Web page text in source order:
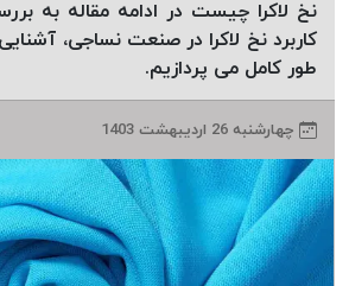
دوخت
کومو
COMO
دوخت
دلتا
DELTA
نخ
دوخت
نخ لاکرا چیست در ادامه مقاله به
کاربرد نخ لاکرا در صنعت نساجی، آشنایی
طور کامل می پردازیم.
چهارشنبه 26 اردیبهشت 1403